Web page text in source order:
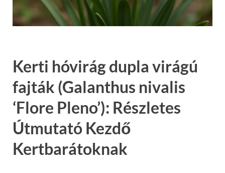
Kerti hóvirág dupla virágú
fajták (Galanthus nivalis
‘Flore Pleno’): Részletes
Útmutató Kezdő
Kertbarátoknak